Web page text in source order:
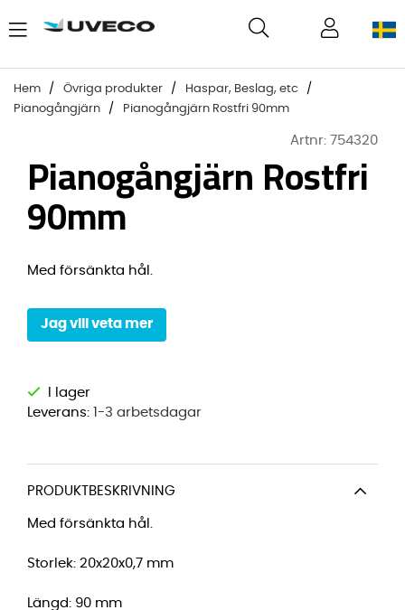
Hem Övriga produkter
Haspar, Beslag, etc
Pianogångjärn
Pianogångjärn Rostfri 90mm
Artnr: 754320
Pianogångjärn Rostfri
90mm
Med försänkta hål.
Jag vill veta mer
Leverans: 1-3 arbetsdagar
PRODUKTBESKRIVNING
Med försänkta hål.
Storlek: 20x20x0,7 mm
Längd: 90 mm